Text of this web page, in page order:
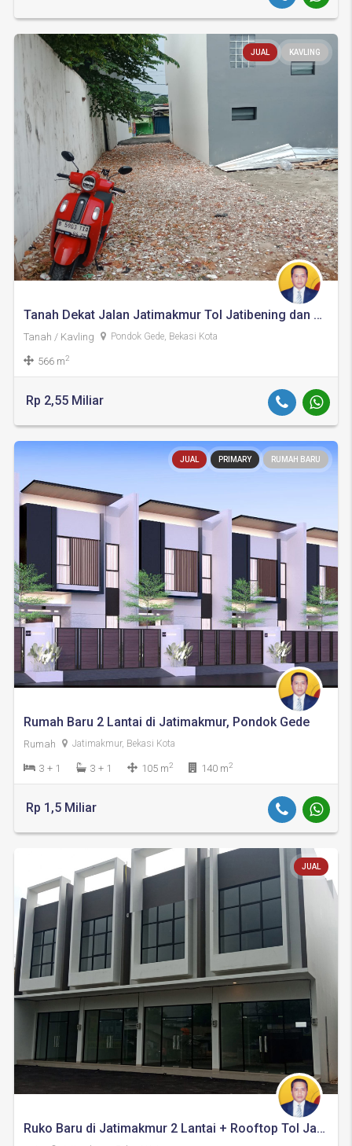
JUAL KAVLING
Tanah Dekat Jalan Jatimakmur Tol Jatibening dan LRT Caman
Tanah / Kavling Pondok Gede, Bekasi Kota
566 m2
Rp 2,55 Miliar
JUAL PRIMARY RUMAH BARU
Rumah Baru 2 Lantai di Jatimakmur, Pondok Gede
Rumah Jatimakmur, Bekasi Kota
3 + 1 3 + 1 105 m2 140 m2
Rp 1,5 Miliar
JUAL
Ruko Baru di Jatimakmur 2 Lantai + Rooftop Tol Jatibening